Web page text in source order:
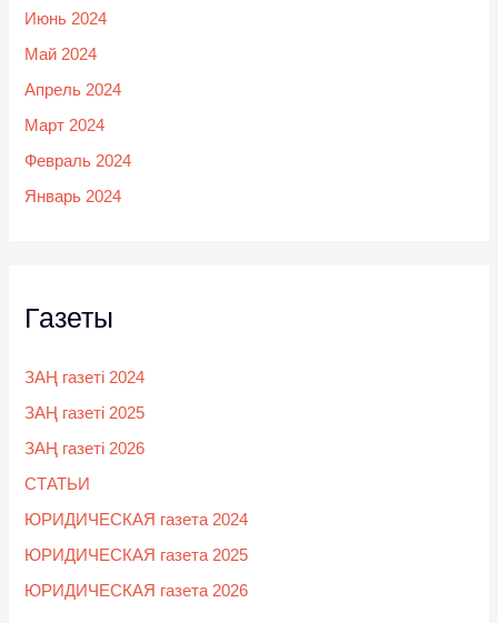
Июнь 2024
Май 2024
Апрель 2024
Март 2024
Февраль 2024
Январь 2024
Газеты
ЗАҢ газеті 2024
ЗАҢ газеті 2025
ЗАҢ газеті 2026
СТАТЬИ
ЮРИДИЧЕСКАЯ газета 2024
ЮРИДИЧЕСКАЯ газета 2025
ЮРИДИЧЕСКАЯ газета 2026